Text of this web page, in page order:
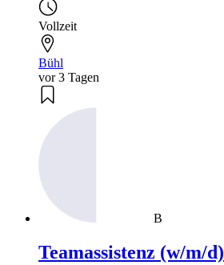
Vollzeit
Bühl
vor 3 Tagen
B
Teamassistenz (w/m/d)